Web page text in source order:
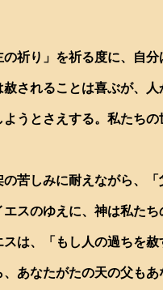
祈り」を祈る度に、自分
されることは喜ぶが、人
うとさえする。私たちの
苦しみに耐えながら、「
エスのゆえに、神は私たち
は、「もし人の過ちを赦
あなたがたの天の父もあ